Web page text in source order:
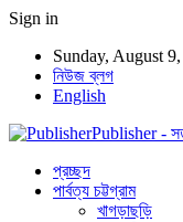
Sign in
Sunday, August
নিউজ ব্লগ
English
Publisher - সত্য
প্রচ্ছদ
পার্বত্য চট্টগ্রাম
খাগড়াছড়ি